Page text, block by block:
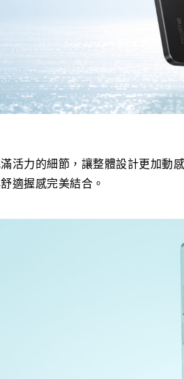
活力的細節，讓整體設計更加動
適握感完美結合。